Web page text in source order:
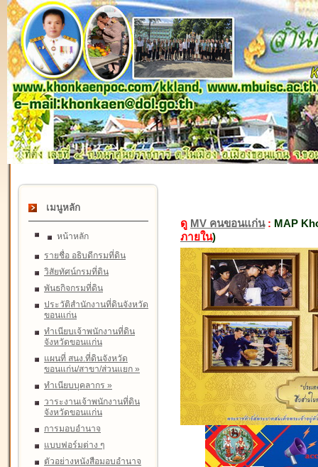
เมนูหลัก
หน้าหลัก
รายชื่อ อธิบดีกรมที่ดิน
วิสัยทัศน์กรมที่ดิน
พันธกิจกรมที่ดิน
ประวัติสำนักงานที่ดินจังหวัด
ขอนแก่น
ทำเนียบเจ้าพนักงานที่ดิน
จังหวัดขอนแก่น
แผนที่ สนง.ที่ดินจังหวัด
ขอนแก่น/สาขา/ส่วนแยก »
ทำเนียบบุคลากร »
วาระงานเจ้าพนักงานที่ดิน
จังหวัดขอนแก่น
การมอบอำนาจ
แบบฟอร์มต่าง ๆ
ตัวอย่างหนังสือมอบอำนาจ
ดู MV คนขอนแก่น: MAP
ภายใน)